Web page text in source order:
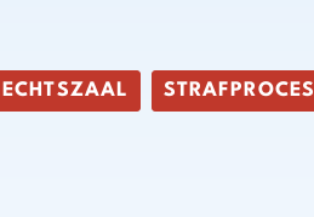
STRAFPROCES